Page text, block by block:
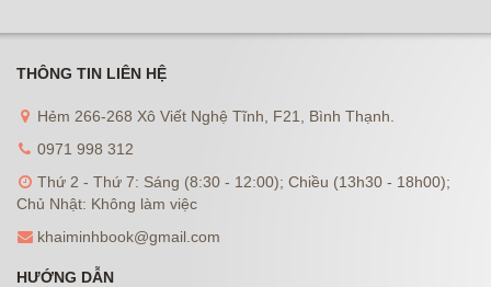
THÔNG TIN LIÊN HỆ
Hẻm 266-268 Xô Viết Nghệ Tĩnh, F21, Bình Thạnh.
0971 998 312
Thứ 2 - Thứ 7: Sáng (8:30 - 12:00); Chiều (13h30 - 18h00);
Chủ Nhật: Không làm việc
khaiminhbook@gmail.com
HƯỚNG DẪN